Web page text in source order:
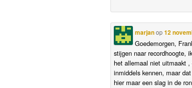
marjanop12
Goedemorgen,
stijgen naar recordhoogte,
het allemaal niet uitmaakt
inmiddels kennen, maar
hier maar een slag in de